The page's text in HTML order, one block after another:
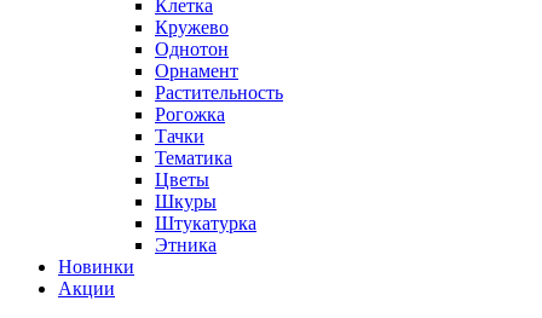
Клетка
Кружево
Однотон
Орнамент
Растительность
Рогожка
Тачки
Тематика
Цветы
Шкуры
Штукатурка
Этника
Новинки
Акции